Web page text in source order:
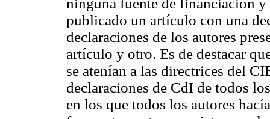
publicado un artículo con una
declaraciones de los autores
artículo y otro. Es de destacar
se atenían a las directrices del
declaraciones de CdI de todos
en los que todos los autores